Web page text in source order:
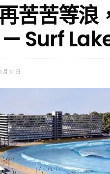
苦苦等浪
Surf
月 31 日